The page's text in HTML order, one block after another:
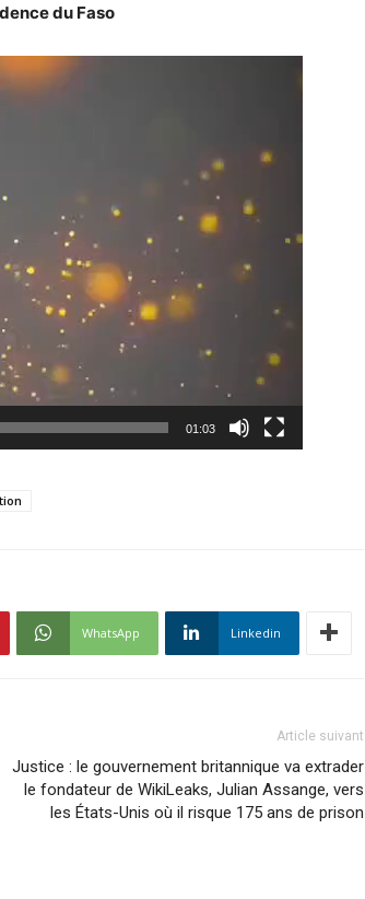
du Faso
01:03
WhatsApp Linkedin
Article suivant
Justice : le gouvernement britannique va extrader
le fondateur de WikiLeaks, Julian Assange, vers
les États-Unis où il risque 175 ans de prison